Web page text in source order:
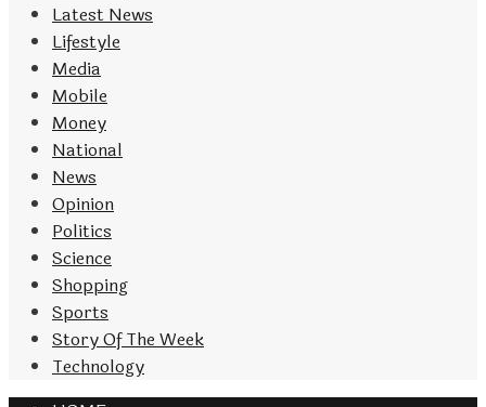
Latest News
Lifestyle
Media
Mobile
Money
National
News
Opinion
Politics
Science
Shopping
Sports
Story Of The Week
Technology